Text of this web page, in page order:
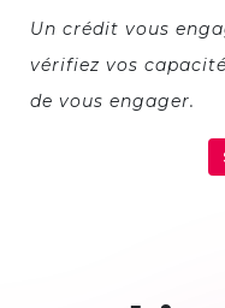
Un crédit vous
vérifiez vos
de vous engager.